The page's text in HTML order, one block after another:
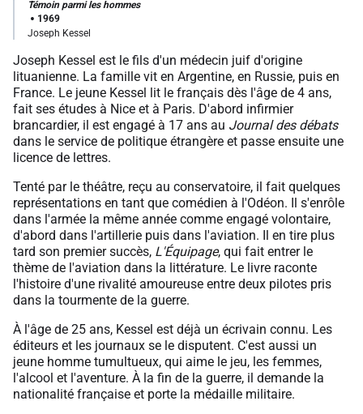
Joseph Kessel
Témoin parmi les hommes
1969
Joseph Kessel est le fils d'un médecin juif d'origine
lituanienne. La famille vit en Argentine, en Russie, puis en
France. Le jeune Kessel lit le français dès l'âge de 4 ans,
fait ses études à Nice et à Paris. D'abord infirmier
brancardier, il est engagé à 17 ans au Journal des débats
dans le service de politique étrangère et passe ensuite une
licence de lettres.
Tenté par le théâtre, reçu au conservatoire, il fait quelques
représentations en tant que comédien à l'Odéon. Il s'enrôle
dans l'armée la même année comme engagé volontaire,
d'abord dans l'artillerie puis dans l'aviation. Il en tire plus
tard son premier succès, L'Équipage, qui fait entrer le
thème de l'aviation dans la littérature. Le livre raconte
l'histoire d'une rivalité amoureuse entre deux pilotes pris
dans la tourmente de la guerre.
À l'âge de 25 ans, Kessel est déjà un écrivain connu. Les
éditeurs et les journaux se le disputent. C'est aussi un
jeune homme tumultueux, qui aime le jeu, les femmes,
l'alcool et l'aventure. À la fin de la guerre, il demande la
nationalité française et porte la médaille militaire.